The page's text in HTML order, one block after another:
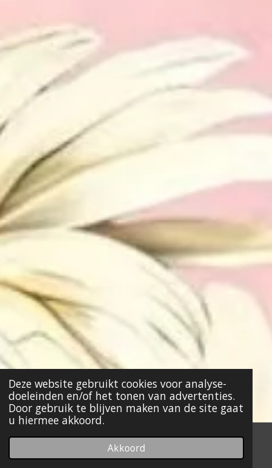
Deze website gebruikt cookies voor analyse-
doeleinden en/of het tonen van advertenties.
Door gebruik te blijven maken van de site gaat
u hiermee akkoord.
Akkoord
Kaart